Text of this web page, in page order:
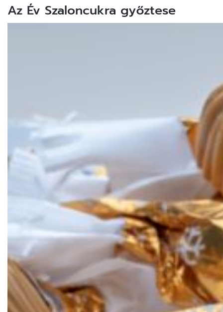
Az Év Szaloncukra győztese